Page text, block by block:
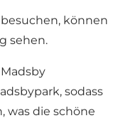
können
sehen.
sodass
was die schöne